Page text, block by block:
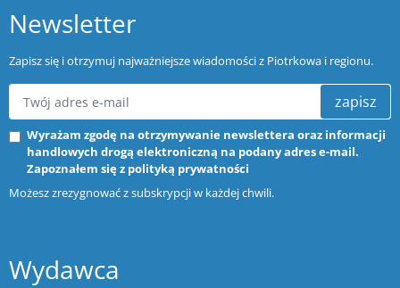
Newsletter
Zapisz się i otrzymuj najważniejsze wiadomości z Piotrkowa i regionu.
zapisz
Wyrażam zgodę na otrzymywanie newslettera oraz informacji
handlowych drogą elektroniczną na podany adres e-mail.
Zapoznałem się z polityką prywatności
Możesz zrezygnować z subskrypcji w każdej chwili.
Wydawca